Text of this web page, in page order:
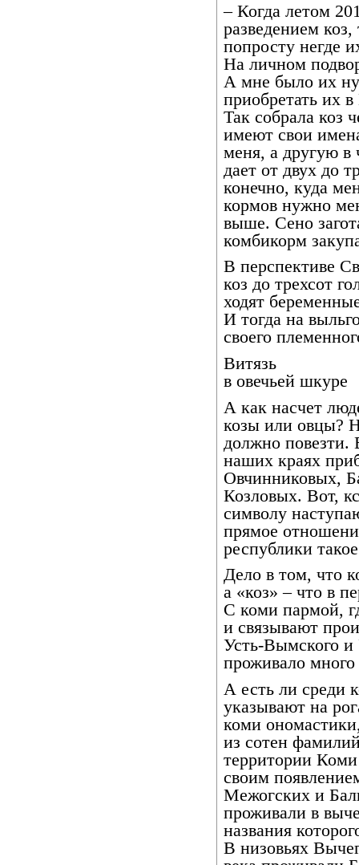
– Когда летом
разведением
попросту негде
На личном
А мне было их
приобретать их
Так собрала коз
имеют свои
меня, а другую в
дает от двух до
конечно, куда
кормов нужно
выше. Сено
комбикорм
В перспективе
коз до трехсот
ходят
И тогда на
своего
Витязь
в овечьей шкуре
А как насчет
козы или овцы?
должно повезти.
наших краях
Овчинниковых,
Козловых. Вот,
символу
прямое
республики
Дело в том, что
а «коз» – что в
С коми пармой,
и связывают
Усть-Вымского и
проживало
А есть ли среди
указывают на
коми
из сотен
территории
своим
Межогских и
проживали в
названия
В низовьях